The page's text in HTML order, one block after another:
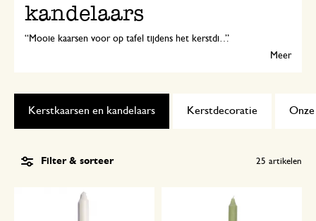
kandelaars
Mooie kaarsen voor op tafel tijdens het kerstdiner en sfeervolle waxinelichtjes voor op de vensterbank... Maak je huis met Kerst helemaal gezellig met onze kaarsen, kandelaars en waxinelichtjes.
Meer
Kerstdecoratie
Kerstkaarsen en kandelaars
Filter & sorteer 25 artikelen